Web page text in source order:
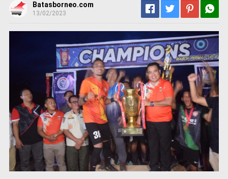
k
P
e
m
e
i
Batasborneo.com
13/02/2023